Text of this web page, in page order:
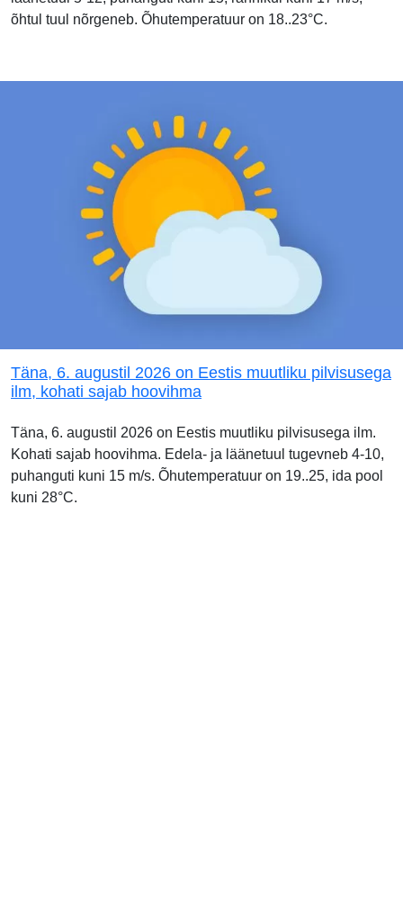
õhtul tuul nõrgeneb. Õhutemperatuur on 18..23°C.
Täna, 6. augustil 2026 on Eestis muutliku pilvisusega
ilm, kohati sajab hoovihma
Täna, 6. augustil 2026 on Eestis muutliku pilvisusega ilm.
Kohati sajab hoovihma. Edela- ja läänetuul tugevneb 4-10,
puhanguti kuni 15 m/s. Õhutemperatuur on 19..25, ida pool
kuni 28°C.